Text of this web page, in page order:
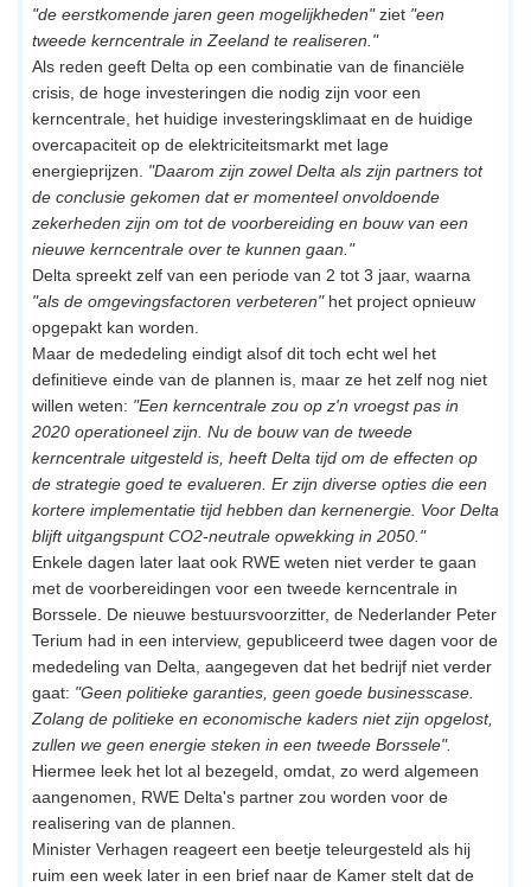
"de eerstkomende jaren geen mogelijkheden"ziet "een
tweede kerncentrale in Zeeland te realiseren."
Als reden geeft Delta op een combinatie van de financiële
crisis, de hoge investeringen die nodig zijn voor een
kerncentrale, het huidige investeringsklimaat en de huidige
overcapaciteit op de elektriciteitsmarkt met lage
energieprijzen. "Daarom zijn zowel Delta als zijn partners tot
de conclusie gekomen dat er momenteel onvoldoende
zekerheden zijn om tot de voorbereiding en bouw van een
nieuwe kerncentrale over te kunnen gaan."
Delta spreekt zelf van een periode van 2 tot 3 jaar, waarna
"als de omgevingsfactoren verbeteren"het project opnieuw
opgepakt kan worden.
Maar de mededeling eindigt alsof dit toch echt wel het
definitieve einde van de plannen is, maar ze het zelf nog niet
willen weten: "Een kerncentrale zou op z'n vroegst pas in
2020 operationeel zijn. Nu de bouw van de tweede
kerncentrale uitgesteld is, heeft Delta tijd om de effecten op
de strategie goed te evalueren. Er zijn diverse opties die een
kortere implementatie tijd hebben dan kernenergie. Voor Delta
blijft uitgangspunt CO2-neutrale opwekking in 2050."
Enkele dagen later laat ook RWE weten niet verder te gaan
met de voorbereidingen voor een tweede kerncentrale in
Borssele. De nieuwe bestuursvoorzitter, de Nederlander Peter
Terium had in een interview, gepubliceerd twee dagen voor de
mededeling van Delta, aangegeven dat het bedrijf niet verder
gaat: "Geen politieke garanties, geen goede businesscase.
Zolang de politieke en economische kaders niet zijn opgelost,
zullen we geen energie steken in een tweede Borssele".
Hiermee leek het lot al bezegeld, omdat, zo werd algemeen
aangenomen, RWE Delta's partner zou worden voor de
realisering van de plannen.
Minister Verhagen reageert een beetje teleurgesteld als hij
ruim een week later in een brief naar de Kamer stelt dat de